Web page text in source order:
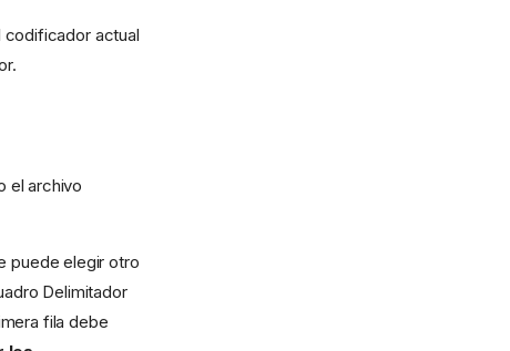
codificador actual
el archivo
puede elegir otro
Delimitador
fila debe